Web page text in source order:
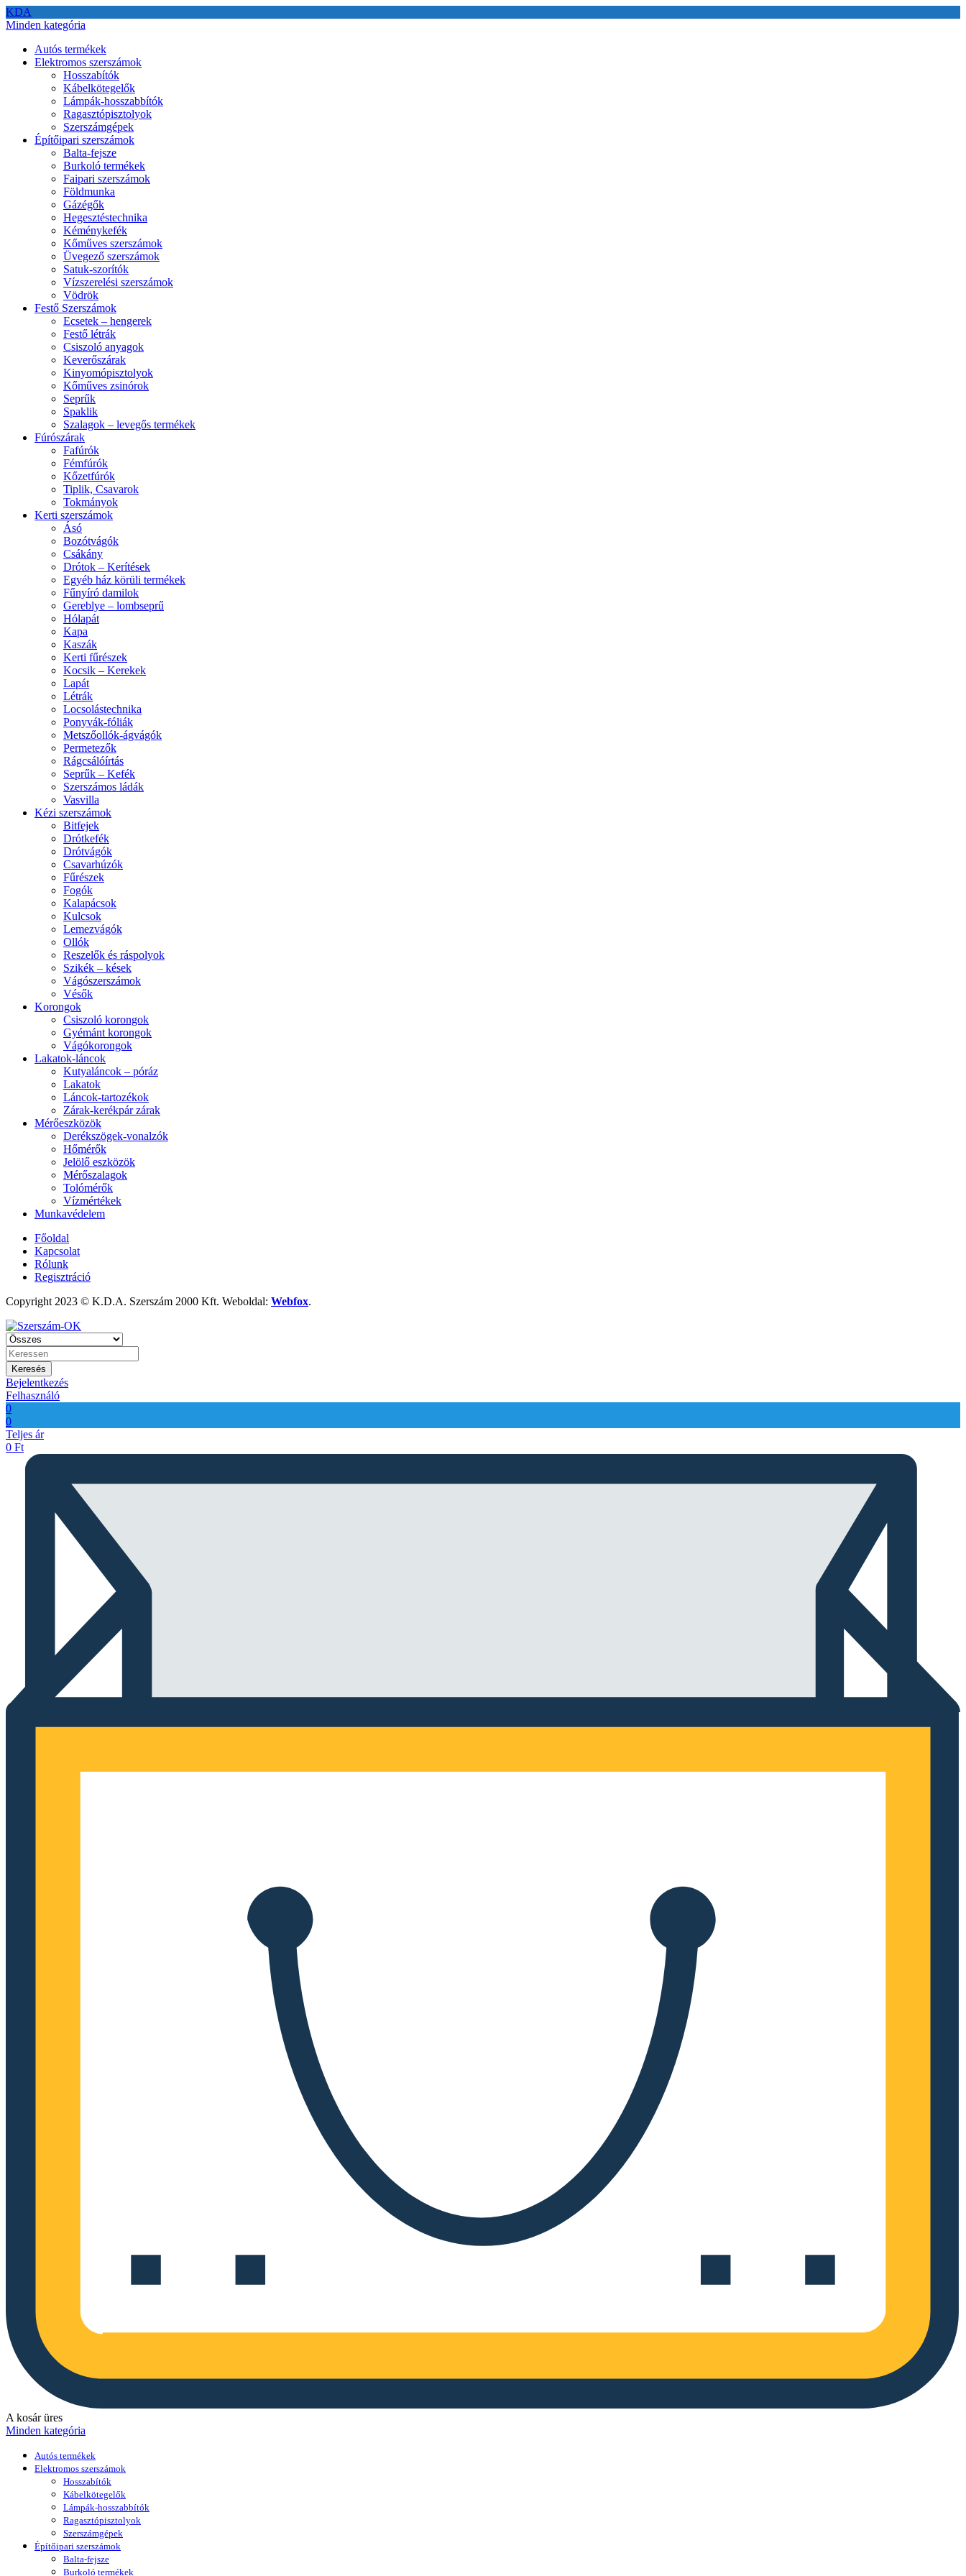
KDA
Minden kategória
Autós termékek
Elektromos szerszámok
Hosszabítók
Kábelkötegelők
Lámpák-hosszabbítók
Ragasztópisztolyok
Szerszámgépek
Építőipari szerszámok
Balta-fejsze
Burkoló termékek
Faipari szerszámok
Földmunka
Gázégők
Hegesztéstechnika
Kéménykefék
Kőműves szerszámok
Üvegező szerszámok
Satuk-szorítók
Vízszerelési szerszámok
Vödrök
Festő Szerszámok
Ecsetek – hengerek
Festő létrák
Csiszoló anyagok
Keverőszárak
Kinyomópisztolyok
Kőműves zsinórok
Seprűk
Spaklik
Szalagok – levegős termékek
Fúrószárak
Fafúrók
Fémfúrók
Kőzetfúrók
Tiplik, Csavarok
Tokmányok
Kerti szerszámok
Ásó
Bozótvágók
Csákány
Drótok – Kerítések
Egyéb ház körüli termékek
Fűnyíró damilok
Gereblye – lombseprű
Hólapát
Kapa
Kaszák
Kerti fűrészek
Kocsik – Kerekek
Lapát
Létrák
Locsolástechnika
Ponyvák-fóliák
Metszőollók-ágvágók
Permetezők
Rágcsálóírtás
Seprűk – Kefék
Szerszámos ládák
Vasvilla
Kézi szerszámok
Bitfejek
Drótkefék
Drótvágók
Csavarhúzók
Fűrészek
Fogók
Kalapácsok
Kulcsok
Lemezvágók
Ollók
Reszelők és ráspolyok
Szikék – kések
Vágószerszámok
Vésők
Korongok
Csiszoló korongok
Gyémánt korongok
Vágókorongok
Lakatok-láncok
Kutyaláncok – póráz
Lakatok
Láncok-tartozékok
Zárak-kerékpár zárak
Mérőeszközök
Derékszögek-vonalzók
Hőmérők
Jelölő eszközök
Mérőszalagok
Tolómérők
Vízmértékek
Munkavédelem
Főoldal
Kapcsolat
Rólunk
Regisztráció
Copyright 2023 © K.D.A. Szerszám 2000 Kft. Weboldal: Webfox.
Keresés
Bejelentkezés
Felhasználó
0
0
Teljes ár
0 Ft
A kosár üres
Minden kategória
Autós termékek
Elektromos szerszámok
Hosszabítók
Kábelkötegelők
Lámpák-hosszabbítók
Ragasztópisztolyok
Szerszámgépek
Építőipari szerszámok
Balta-fejsze
Burkoló termékek